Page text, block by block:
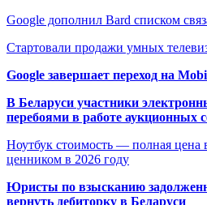
Google дополнил Bard списком
Стартовали продажи умных
Google завершает переход на
В Беларуси участники
перебоями в работе аукционных
Ноутбук стоимость — полная цена
ценником в 2026 году
Юристы по взысканию
вернуть дебиторку в Беларуси